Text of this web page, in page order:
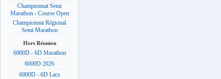
Championnat Semi
Marathon - Course Open
Championnat Régional
Semi Marathon
Hors Réunion
6000D - 6D Marathon
6000D 2026
6000D - 6D Lacs